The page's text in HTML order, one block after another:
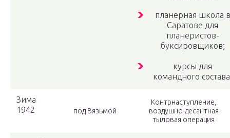
планерная школа в
Саратове для
планеристов-
буксировщиков;
курсы для
командного
Зима
1942
под Вязьмой
Контрнаступление,
воздушно-десантная
тыловая операция